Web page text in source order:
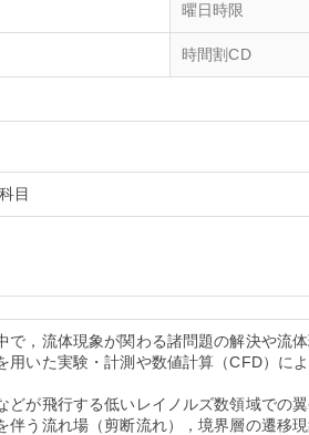
曜日時限
時間割CD
目
で，流体現象が関わる諸問題の解決や流
用いた実験・計測や数値計算（CFD）に
どが飛行する低いレイノルズ数領域での
伴う流れ場（剪断流れ），境界層の遷移